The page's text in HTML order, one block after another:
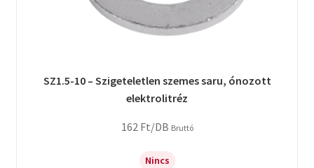
SZ1.5-10 – Szigeteletlen szemes saru, ónozott
elektrolitréz
162 Ft/DB Bruttó
Nincs